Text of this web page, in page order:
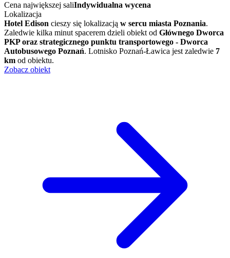
Cena największej saliIndywidualna wycena
Lokalizacja
Hotel Edison cieszy się lokalizacją w sercu miasta Poznania.
Zaledwie kilka minut spacerem dzieli obiekt od Głównego Dworca
PKP oraz strategicznego punktu transportowego - Dworca
Autobusowego Poznań. Lotnisko Poznań-Ławica jest zaledwie 7
km od obiektu.
Zobacz obiekt